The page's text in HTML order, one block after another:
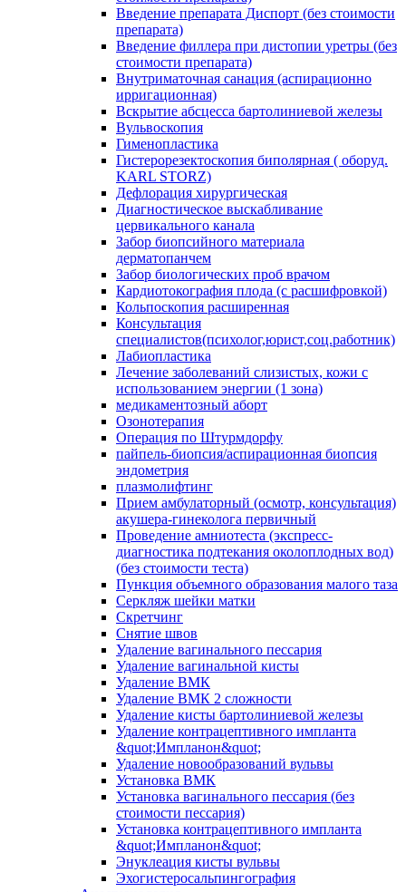
Введение препарата Диспорт (без стоимости
препарата)
Введение филлера при дистопии уретры (без
стоимости препарата)
Внутриматочная санация (аспирационно
ирригационная)
Вскрытие абсцесса бартолиниевой железы
Вульвоскопия
Гименопластика
Гистерорезектоскопия биполярная ( оборуд.
KARL STORZ)
Дефлорация хирургическая
Диагностическое выскабливание
цервикального канала
Забор биопсийного материала
дерматопанчем
Забор биологических проб врачом
Кардиотокография плода (с расшифровкой)
Кольпоскопия расширенная
Консультация
специалистов(психолог,юрист,соц.работник)
Лабиопластика
Лечение заболеваний слизистых, кожи с
использованием энергии (1 зона)
медикаментозный аборт
Озонотерапия
Операция по Штурмдорфу
пайпель-биопсия/аспирационная биопсия
эндометрия
плазмолифтинг
Прием амбулаторный (осмотр, консультация)
акушера-гинеколога первичный
Проведение амниотеста (экспресс-
диагностика подтекания околоплодных вод)
(без стоимости теста)
Пункция объемного образования малого таза
Серкляж шейки матки
Скретчинг
Снятие швов
Удаление вагинального пессария
Удаление вагинальной кисты
Удаление ВМК
Удаление ВМК 2 сложности
Удаление кисты бартолиниевой железы
Удаление контрацептивного импланта
&quot;Импланон&quot;
Удаление новообразований вульвы
Установка ВМК
Установка вагинального пессария (без
стоимости пессария)
Установка контрацептивного импланта
&quot;Импланон&quot;
Энуклеация кисты вульвы
Эхогистеросальпингография